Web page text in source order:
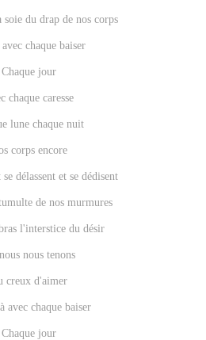
du drap de nos corps
chaque baiser
Chaque jour
chaque caresse
lune chaque nuit
corps encore
délassent et se dédisent
de nos murmures
l'interstice du désir
nous tenons
creux d'aimer
avec chaque baiser
Chaque jour